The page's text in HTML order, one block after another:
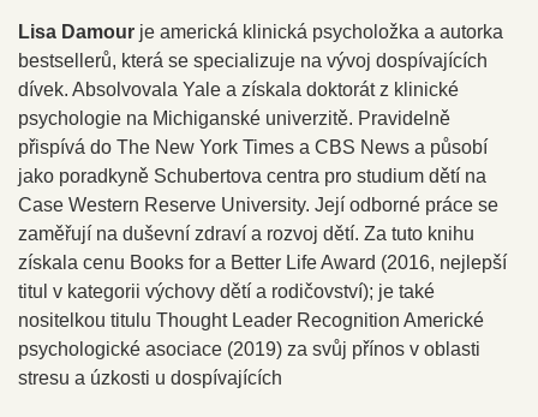
Lisa Damour je americká klinická psycholožka a autorka
bestsellerů, která se specializuje na vývoj dospívajících
dívek. Absolvovala Yale a získala doktorát z klinické
psychologie na Michiganské univerzitě. Pravidelně
přispívá do The New York Times a CBS News a působí
jako poradkyně Schubertova centra pro studium dětí na
Case Western Reserve University. Její odborné práce se
zaměřují na duševní zdraví a rozvoj dětí. Za tuto knihu
získala cenu Books for a Better Life Award (2016, nejlepší
titul v kategorii výchovy dětí a rodičovství); je také
nositelkou titulu Thought Leader Recognition Americké
psychologické asociace (2019) za svůj přínos v oblasti
stresu a úzkosti u dospívajících